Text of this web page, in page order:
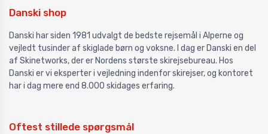
Danski shop
Danski har siden 1981 udvalgt de bedste rejsemål i Alperne og
vejledt tusinder af skiglade børn og voksne. I dag er Danski en del
af Skinetworks, der er Nordens største skirejsebureau. Hos
Danski er vi eksperter i vejledning indenfor skirejser, og kontoret
har i dag mere end 8.000 skidages erfaring.
Oftest stillede spørgsmål